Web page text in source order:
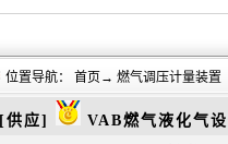
位置导航： 首页 → 燃气调压计量装置
[供应] VAB燃气液化气